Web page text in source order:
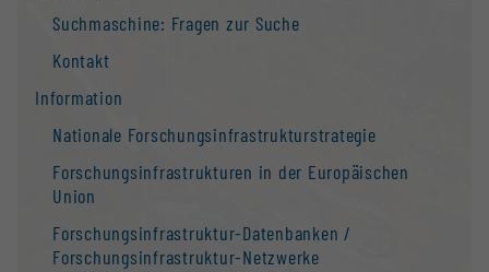
Suchmaschine: Fragen zur Suche
Kontakt
Information
Nationale Forschungs­infrastruktur­strategie
Forschungs­infrastrukturen in der Europäischen
Union
Forschungs­infrastruktur-Datenbanken /
Forschungs­infrastruktur-Netzwerke